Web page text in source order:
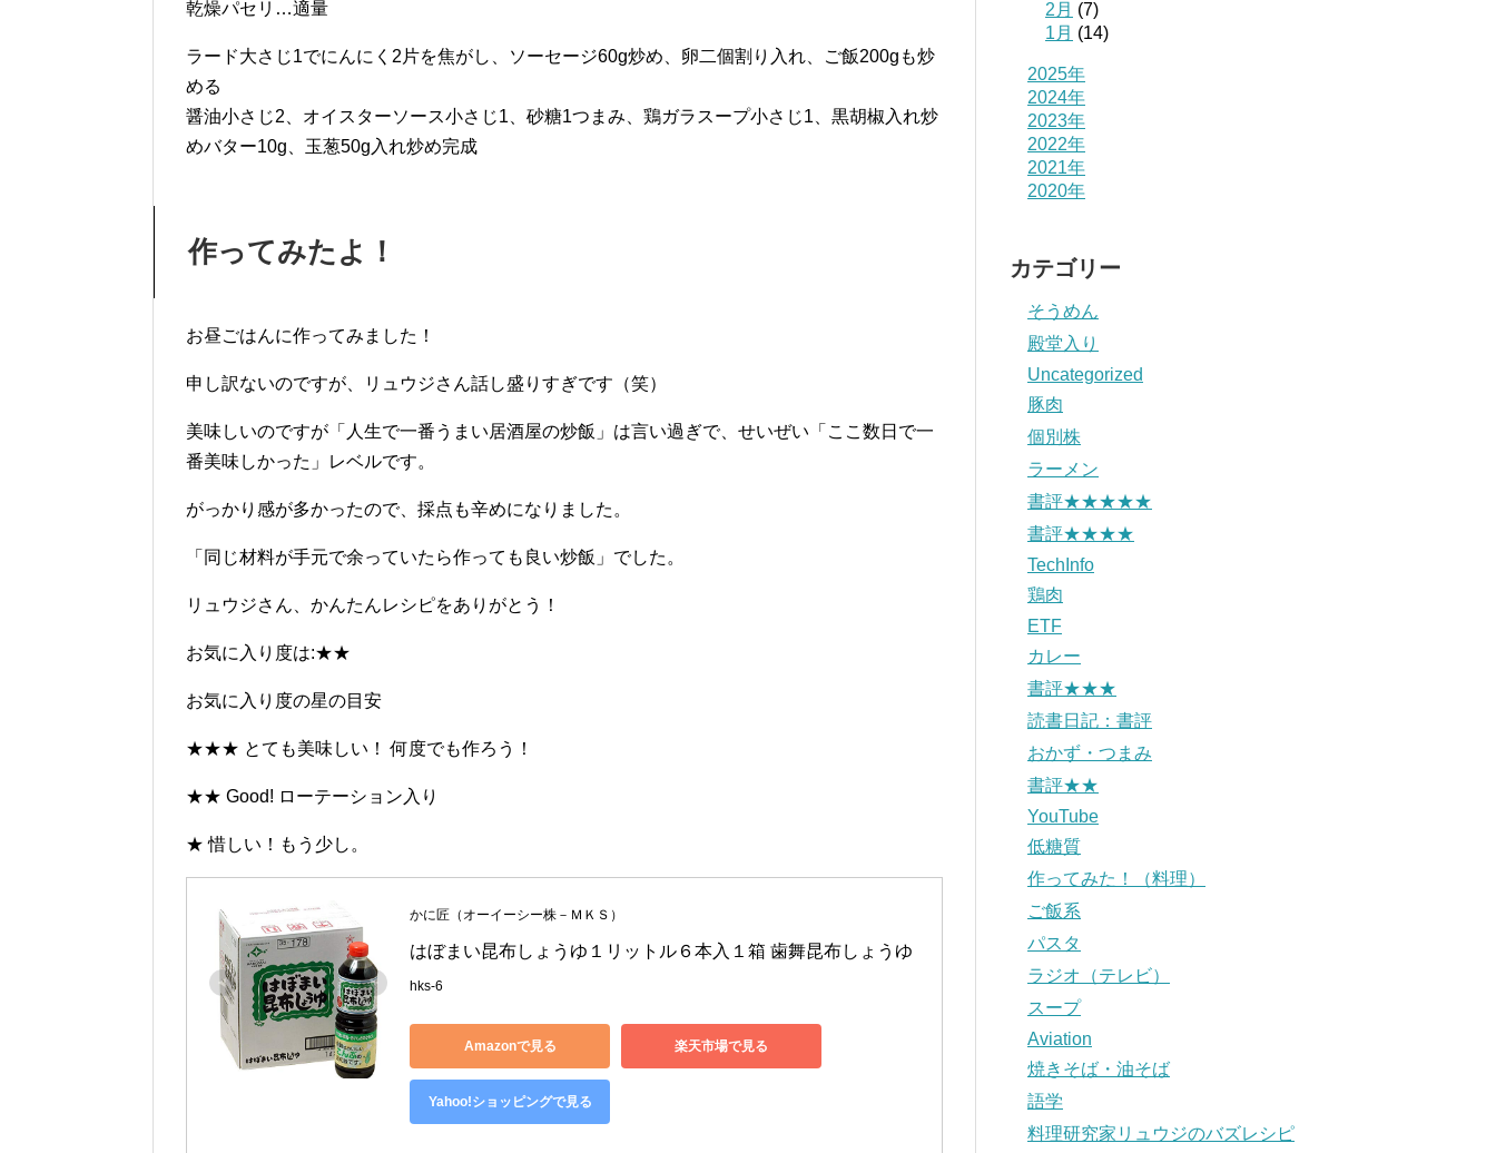
乾燥パセリ…適量
ラード大さじ1でにんにく2片を焦がし、ソーセージ60g炒め、卵二個割り入れ、ご飯200gも炒
める
醤油小さじ2、オイスターソース小さじ1、砂糖1つまみ、鶏ガラスープ小さじ1、黒胡椒入れ炒
めバター10g、玉葱50g入れ炒め完成
作ってみたよ！
お昼ごはんに作ってみました！
申し訳ないのですが、リュウジさん話し盛りすぎです（笑）
美味しいのですが「人生で一番うまい居酒屋の炒飯」は言い過ぎで、せいぜい「ここ数日で一
番美味しかった」レベルです。
がっかり感が多かったので、採点も辛めになりました。
「同じ材料が手元で余っていたら作っても良い炒飯」でした。
リュウジさん、かんたんレシピをありがとう！
お気に入り度は:★★
お気に入り度の星の目安
★★★ とても美味しい！ 何度でも作ろう！
★★ Good! ローテーション入り
★ 惜しい！もう少し。
かに匠（オーイーシー株－ＭＫＳ）
はぼまい昆布しょうゆ１リットル６本入１箱 歯舞昆布しょうゆ
hks-6
Amazonで見る 楽天市場で見る
Yahoo!ショッピングで見る
2月 (7)
1月 (14)
2025年
2024年
2023年
2022年
2021年
2020年
カテゴリー
そうめん
殿堂入り
Uncategorized
豚肉
個別株
ラーメン
書評★★★★★
書評★★★★
TechInfo
鶏肉
ETF
カレー
書評★★★
読書日記：書評
おかず・つまみ
書評★★
YouTube
低糖質
作ってみた！（料理）
ご飯系
パスタ
ラジオ（テレビ）
スープ
Aviation
焼きそば・油そば
語学
料理研究家リュウジのバズレシピ